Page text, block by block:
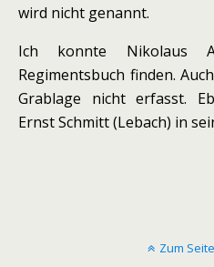
wird nicht genannt.
Ich konnte Nikolaus
Regimentsbuch finden.
Grablage nicht erfasst.
Ernst Schmitt (Lebach) in
Zum